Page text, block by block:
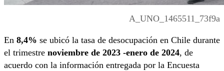
A_UNO_1465511_73f9a
En 8,4% se ubicó la tasa de desocupación en Chile durante
el trimestre noviembre de 2023 -enero de 2024, de
acuerdo con la información entregada por la Encuesta